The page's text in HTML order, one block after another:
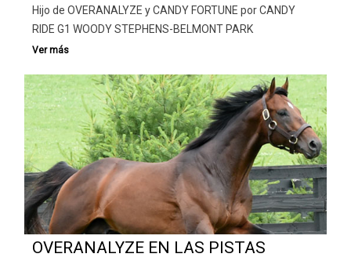
Hijo de OVERANALYZE y CANDY FORTUNE por CANDY
RIDE G1 WOODY STEPHENS-BELMONT PARK
OVERANALYZE EN LAS PISTAS